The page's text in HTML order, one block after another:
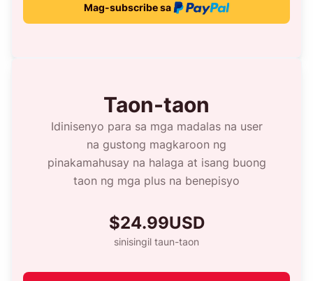
Mag-subscribe sa
Taon-taon
Idinisenyo para sa mga madalas na user
na gustong magkaroon ng
pinakamahusay na halaga at isang buong
taon ng mga plus na benepisyo
$24.99USD
sinisingil taun-taon